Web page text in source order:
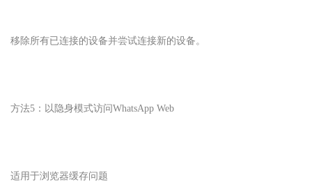
移除所有已连接的设备并尝试连接新的设备。
方法5：以隐身模式访问WhatsApp Web
适用于浏览器缓存问题